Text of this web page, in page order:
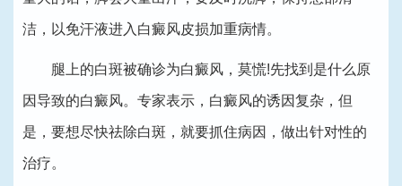
洁，以免汗液进入白癜风皮损加重病情。
腿上的白斑被确诊为白癜风，莫慌!先找到是什么原
因导致的白癜风。专家表示，白癜风的诱因复杂，但
是，要想尽快祛除白斑，就要抓住病因，做出针对性的
治疗。